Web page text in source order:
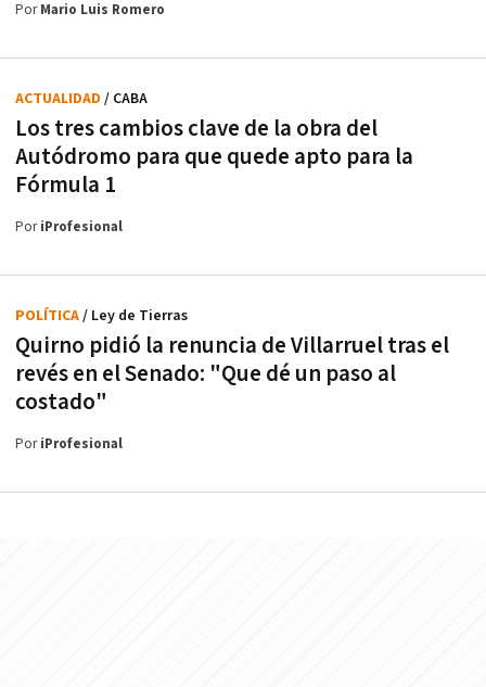
PorMario Luis Romero
Los tres cambios clave de la obra del
Autódromo para que quede apto para la
Fórmula 1
ACTUALIDAD / CABA
PoriProfesional
Quirno pidió la renuncia de Villarruel tras el
revés en el Senado: "Que dé un paso al
costado"
POLÍTICA/ Ley de Tierras
PoriProfesional